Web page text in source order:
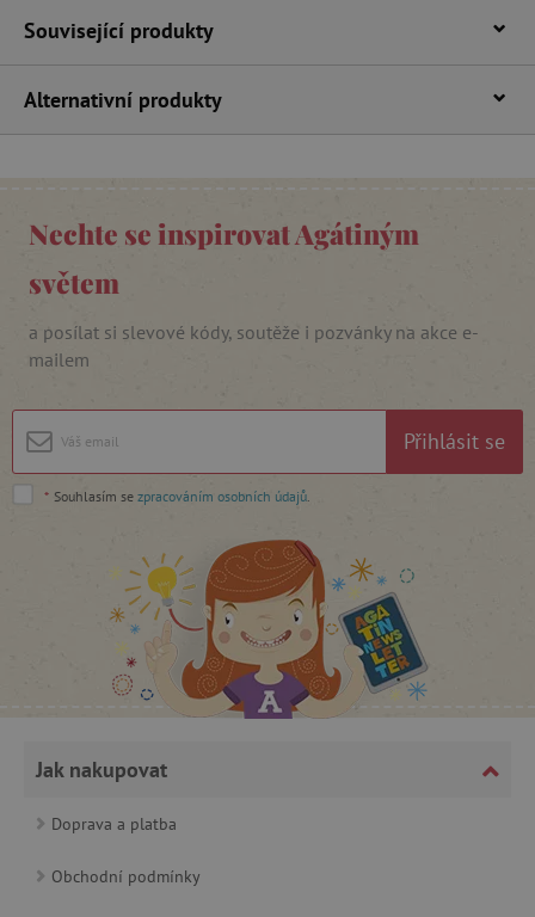
Související produkty
Alternativní produkty
Nechte se inspirovat Agátiným
světem
a posílat si slevové kódy, soutěže i pozvánky na akce e-
mailem
Přihlásit se
* Souhlasím se zpracováním osobních údajů
Jak nakupovat
Doprava a platba
Obchodní podmínky
Název
_lb_ccc .agatinsvet.cz
cjConsent .agatinsvet.cz